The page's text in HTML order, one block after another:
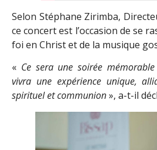
Selon Stéphane Zirimba,
ce concert est l’occasion de se
foi en Christ et de la musique
« Ce sera une soirée
vivra une expérience unique,
spirituel et communion», a-t-il